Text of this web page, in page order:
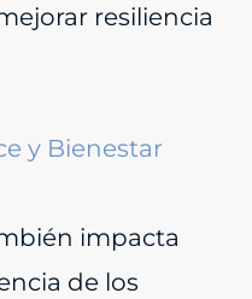
resiliencia
y Bienestar
impacta
de los